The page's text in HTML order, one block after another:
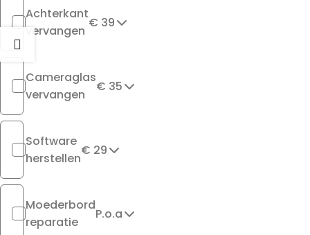
Achterkant
vervangen
€ 39
Cameraglas
vervangen
€ 35
Software
herstellen
€ 29
Moederbord
reparatie
P.o.a